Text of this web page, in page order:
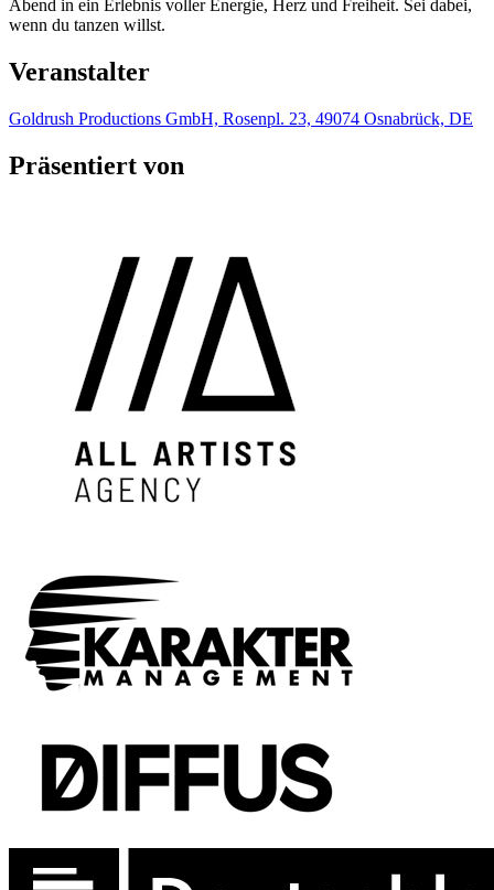
Abend in ein Erlebnis voller Energie, Herz und Freiheit. Sei dabei,
wenn du tanzen willst.
Veranstalter
Goldrush Productions GmbH, Rosenpl. 23, 49074 Osnabrück, DE
Präsentiert von